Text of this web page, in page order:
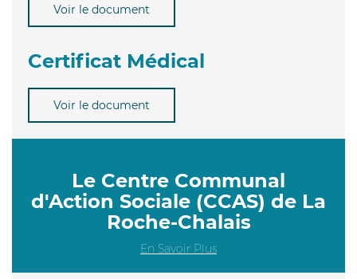
Voir le document
Certificat Médical
Voir le document
Le Centre Communal
d'Action Sociale (CCAS) de La
Roche-Chalais
En Savoir Plus